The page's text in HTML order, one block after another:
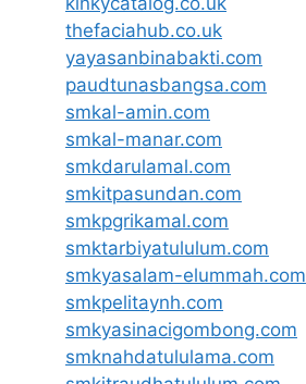
thefaciahub.co.uk
yayasanbinabakti.com
paudtunasbangsa.com
smkal-amin.com
smkal-manar.com
smkdarulamal.com
smkitpasundan.com
smkpgrikamal.com
smktarbiyatululum.com
smkyasalam-elummah.com
smkpelitaynh.com
smkyasinacigombong.com
smknahdatululama.com